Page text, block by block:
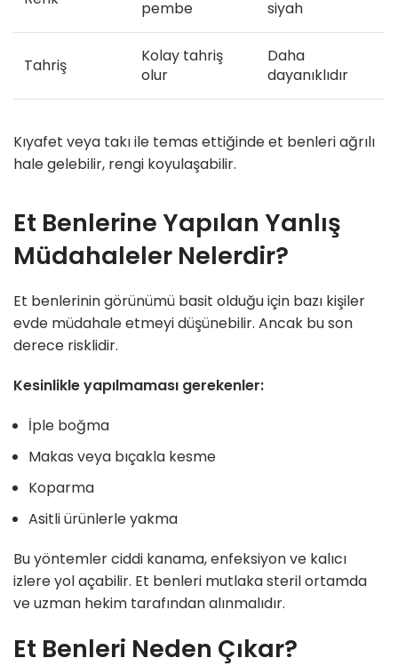
pembe siyah
Tahriş
Kolay tahriş
olur
Daha
dayanıklıdır
Kıyafet veya takı ile temas ettiğinde et benleri ağrılı
hale gelebilir, rengi koyulaşabilir.
Et Benlerine Yapılan Yanlış
Müdahaleler Nelerdir?
Et benlerinin görünümü basit olduğu için bazı kişiler
evde müdahale etmeyi düşünebilir. Ancak bu son
derece risklidir.
Kesinlikle yapılmaması gerekenler:
İple boğma
Makas veya bıçakla kesme
Koparma
Asitli ürünlerle yakma
Bu yöntemler ciddi kanama, enfeksiyon ve kalıcı
izlere yol açabilir. Et benleri mutlaka steril ortamda
ve uzman hekim tarafından alınmalıdır.
Et Benleri Neden Çıkar?